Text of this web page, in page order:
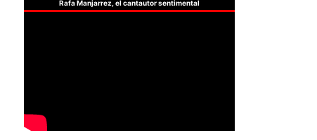
Rafa Manjarrez, el cantautor sentimental